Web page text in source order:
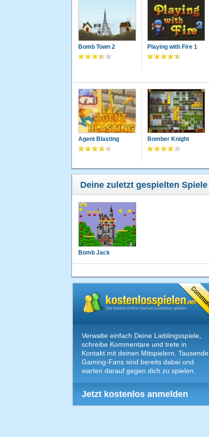
Bomb Town 2 Playing with Fire 1
Agent Blasting Bomber Knight
Deine zuletzt gespielten Spiele
Bomb Jack
Verwalte einfach Deine Lieblingsspiele,
schreibe Kommentare und trete in
Kontakt mit deinen Mitspielern. Tausende
Gaming-Fans sind bereits dabei und
warten darauf gegen dich zu spielen.
Jetzt kostenlos anmelden